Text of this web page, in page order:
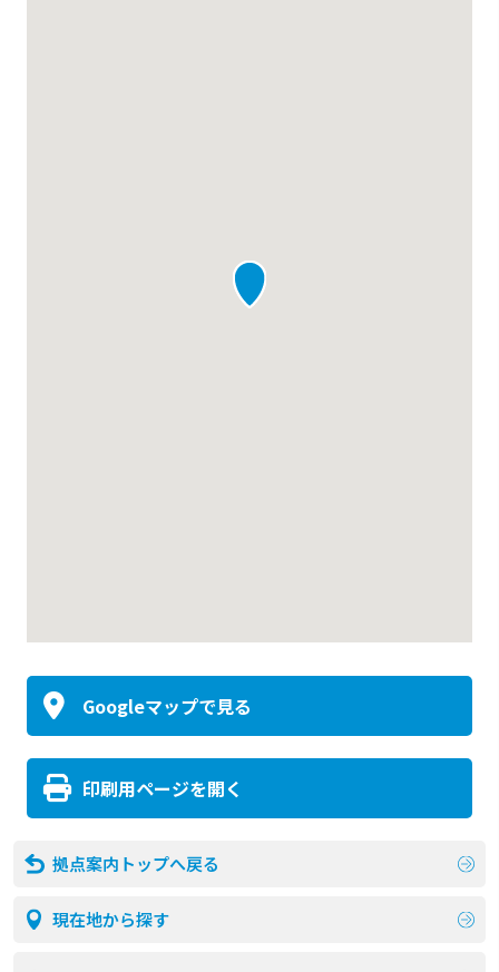
Googleマップで見る
印刷用ページを開く
拠点案内トップへ戻る
現在地から探す